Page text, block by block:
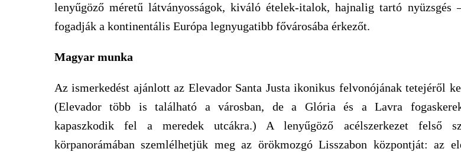
lenyűgöző méretű látványosságok, kiváló ételek-italok, hajnalig tartó nyüzsgés
fogadják a kontinentális Európa legnyugatibb fővárosába érkezőt.
Magyar munka
Az ismerkedést ajánlott az Elevador Santa Justa ikonikus felvonójának tetejéről
(Elevador több is található a városban, de a Glória és a Lavra
kapaszkodik fel a meredek utcákra.) A lenyűgöző acélszerkezet felső
körpanorámában szemlélhetjük meg az örökmozgó Lisszabon központját: az